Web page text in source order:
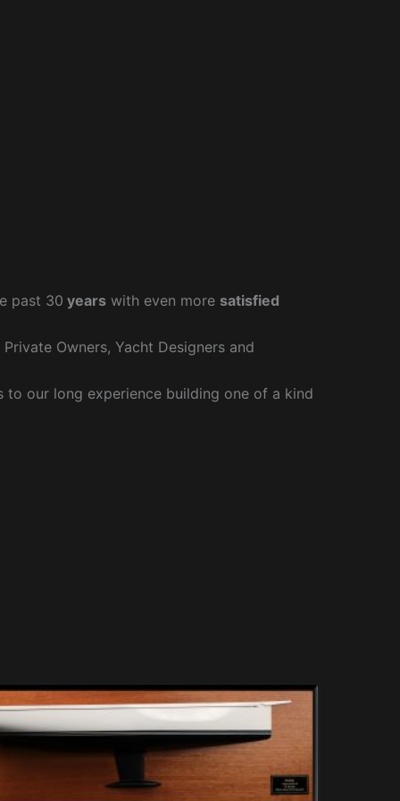
past 30 years with even more satisfied
Owners, Yacht Designers and
our long experience building one of a kind